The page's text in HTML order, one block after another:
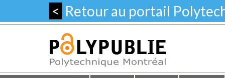
< Retour au portail